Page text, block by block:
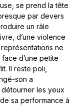
se prend la tête
par devers
un râle
d’une violence
ne
d’une petite
Il reste poli,
son a
les yeux
sa performance à